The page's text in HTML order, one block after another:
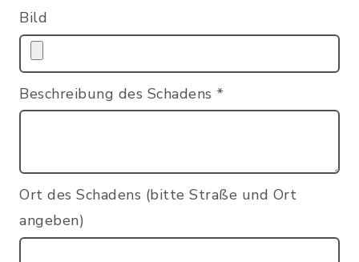
Bild
Beschreibung des Schadens *
Ort des Schadens (bitte Straße und Ort
angeben)